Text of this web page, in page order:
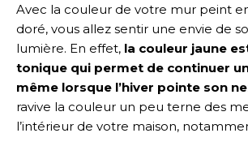
Avec la couleur de votre mur peint
doré, vous allez sentir une envie de
lumière. En effet, la couleur jaune
tonique qui permet de continuer
même lorsque l’hiver pointe son
ravive la couleur un peu terne des
l’intérieur de votre maison,